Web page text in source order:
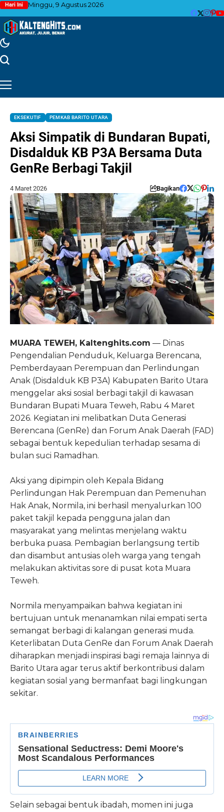
Hari Ini Minggu, 9 Agustus 2026
EKSEKUTIF PEMKAB BARITO UTARA
Aksi Simpatik di Bundaran Bupati,
Disdalduk KB P3A Bersama Duta
GenRe Berbagi Takjil
4 Maret 2026 Bagikan
MUARA TEWEH, Kaltenghits.com — Dinas
Pengendalian Penduduk, Keluarga Berencana,
Pemberdayaan Perempuan dan Perlindungan
Anak (Disdalduk KB P3A) Kabupaten Barito Utara
menggelar aksi sosial berbagi takjil di kawasan
Bundaran Bupati Muara Teweh, Rabu 4 Maret
2026. Kegiatan ini melibatkan Duta Generasi
Berencana (GenRe) dan Forum Anak Daerah (FAD)
sebagai bentuk kepedulian terhadap sesama di
bulan suci Ramadhan.
Aksi yang dipimpin oleh Kepala Bidang
Perlindungan Hak Perempuan dan Pemenuhan
Hak Anak, Normila, ini berhasil menyalurkan 100
paket takjil kepada pengguna jalan dan
masyarakat yang melintas menjelang waktu
berbuka puasa. Pembagian berlangsung tertib
dan disambut antusias oleh warga yang tengah
melakukan aktivitas sore di pusat kota Muara
Teweh.
Normila menyampaikan bahwa kegiatan ini
bertujuan untuk menanamkan nilai empati serta
semangat berbagi di kalangan generasi muda.
Keterlibatan Duta GenRe dan Forum Anak Daerah
diharapkan menjadi inspirasi bagi remaja lainnya di
Barito Utara agar terus aktif berkontribusi dalam
kegiatan sosial yang bermanfaat bagi lingkungan
sekitar.
Selain sebagai bentuk ibadah, momen ini juga